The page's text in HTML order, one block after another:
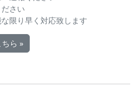
さい
限り早く対応致します
ら »